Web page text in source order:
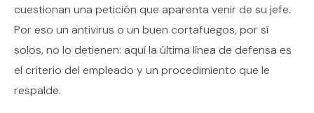
cuestionan una petición que aparenta venir de su jefe.
Por eso un antivirus o un buen cortafuegos, por sí
solos, no lo detienen: aquí la última línea de defensa es
el criterio del empleado y un procedimiento que le
respalde.